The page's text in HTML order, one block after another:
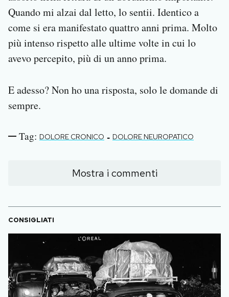
Quando mi alzai dal letto, lo sentii. Identico a
come si era manifestato quattro anni prima. Molto
più intenso rispetto alle ultime volte in cui lo
avevo percepito, più di un anno prima.
E adesso? Non ho una risposta, solo le domande di
sempre.
Tag: DOLORE CRONICO - DOLORE NEUROPATICO
Mostra i commenti
CONSIGLIATI